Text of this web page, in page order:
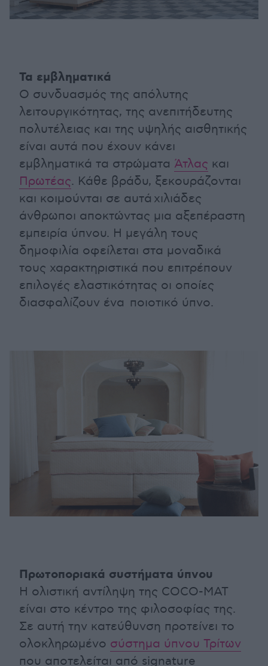
Τα εμβληματικά
Ο συνδυασμός της απόλυτης
λειτουργικότητας, της ανεπιτήδευτης
πολυτέλειας και της υψηλής αισθητικής
είναι αυτά που έχουν κάνει
εμβληματικά τα στρώματα Άτλας και
Πρωτέας. Κάθε βράδυ, ξεκουράζονται
και κοιμούνται σε αυτά χιλιάδες
άνθρωποι αποκτώντας μια αξεπέραστη
εμπειρία ύπνου. Η μεγάλη τους
δημοφιλία οφείλεται στα μοναδικά
τους χαρακτηριστικά που επιτρέπουν
επιλογές ελαστικότητας οι οποίες
διασφαλίζουν ένα ποιοτικό ύπνο.
Πρωτοποριακά συστήματα ύπνου
Η ολιστική αντίληψη της COCO-MAT
είναι στο κέντρο της φιλοσοφίας της.
Σε αυτή την κατεύθυνση προτείνει το
ολοκληρωμένο σύστημα ύπνου Τρίτων
που αποτελείται από signature